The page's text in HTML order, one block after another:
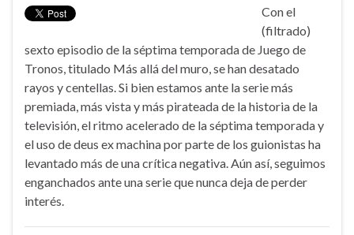
Con el
(filtrado)
sexto episodio de la séptima temporada de Juego de
Tronos, titulado Más allá del muro, se han desatado
rayos y centellas. Si bien estamos ante la serie más
premiada, más vista y más pirateada de la historia de la
televisión, el ritmo acelerado de la séptima temporada y
el uso de deus ex machina por parte de los guionistas ha
levantado más de una crítica negativa. Aún así, seguimos
enganchados ante una serie que nunca deja de perder
interés.